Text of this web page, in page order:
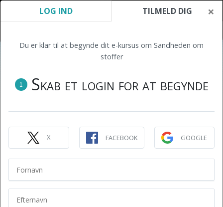
×
LOG IND TILMELD DIG
Du er klar til at begynde dit e-kursus om Sandheden om
stoffer
1 Skab et login for at begynde
X FACEBOOK GOOGLE